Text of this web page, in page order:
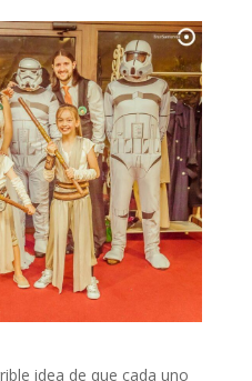
idea de que cada uno